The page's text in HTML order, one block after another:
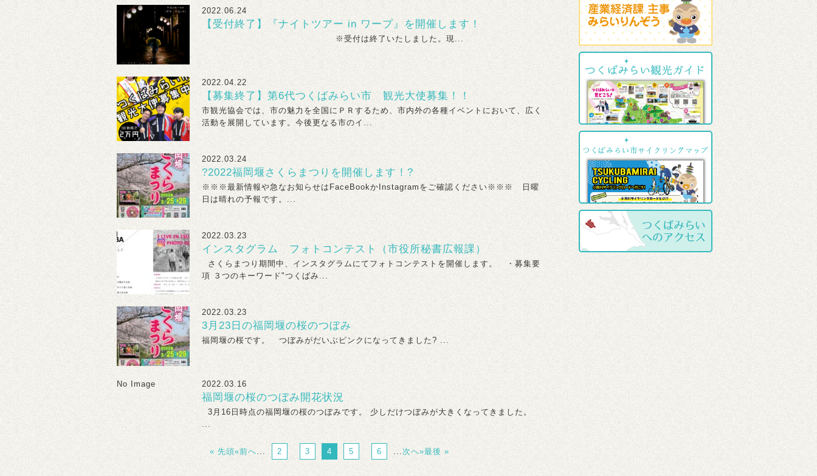
2022.06.24
【受付終了】『ナイトツアー in ワープ』を開催します！
※受付は終了いたしました。現...
2022.04.22
【募集終了】第6代つくばみらい市 観光大使募集！！
市観光協会では、市の魅力を全国にＰＲするため、市内外の各種イベントにおいて、広く
活動を展開しています。今後更なる市のイ...
2022.03.24
?2022福岡堰さくらまつりを開催します！?
※※※最新情報や急なお知らせはFaceBookかInstagramをご確認ください※※※ 日曜
日は晴れの予報です。...
2022.03.23
インスタグラム フォトコンテスト（市役所秘書広報課）
さくらまつり期間中、インスタグラムにてフォトコンテストを開催します。 ・募集要
項 ３つのキーワード"つくばみ...
2022.03.23
3月23日の福岡堰の桜のつぼみ
福岡堰の桜です。 つぼみがだいぶピンクになってきました? ...
No Image 2022.03.16
福岡堰の桜のつぼみ開花状況
3月16日時点の福岡堰の桜のつぼみです。 少しだけつぼみが大きくなってきました。
...
« 先頭«前へ... 2 3 4 5 6 ...次へ»最後 »